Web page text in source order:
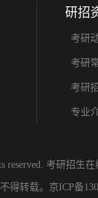
研招
考研
考研
考研
专业
reserved. 考研招生在
得转载。 京ICP备